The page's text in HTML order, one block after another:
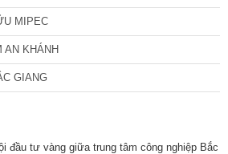
MIPEC
AN KHÁNH
GIANG
đầu tư vàng giữa trung tâm công nghiệp Bắc